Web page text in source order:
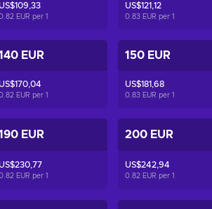
US$109,33
EUR per1
US$121,12
0.83 EUR per1
EUR
US$170,04
EUR per1
150 EUR
US$181,68
0.83 EUR per1
EUR
US$230,77
EUR per1
200 EUR
US$242,94
0.82 EUR per1